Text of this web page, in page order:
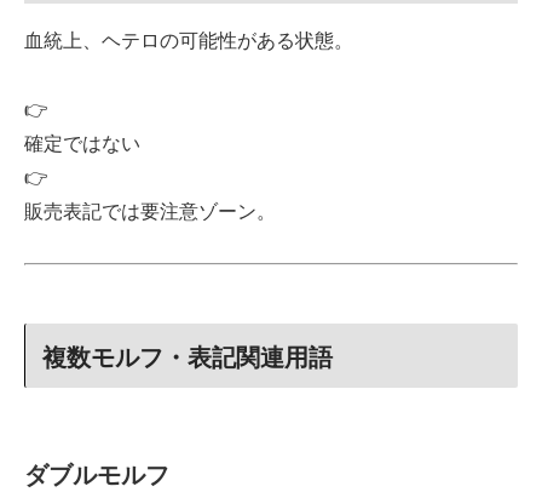
血統上、ヘテロの可能性がある状態。
👉
確定ではない
👉
販売表記では要注意ゾーン。
複数モルフ・表記関連用語
ダブルモルフ